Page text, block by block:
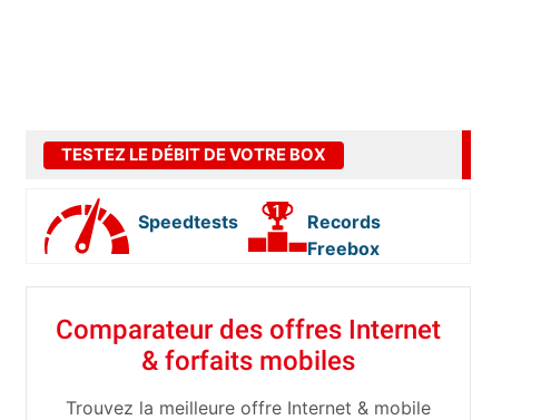
TESTEZ LE DÉBIT DE VOTRE BOX
Speedtests
Records
Freebox
Comparateur des offres Internet
& forfaits mobiles
Trouvez la meilleure offre Internet & mobile